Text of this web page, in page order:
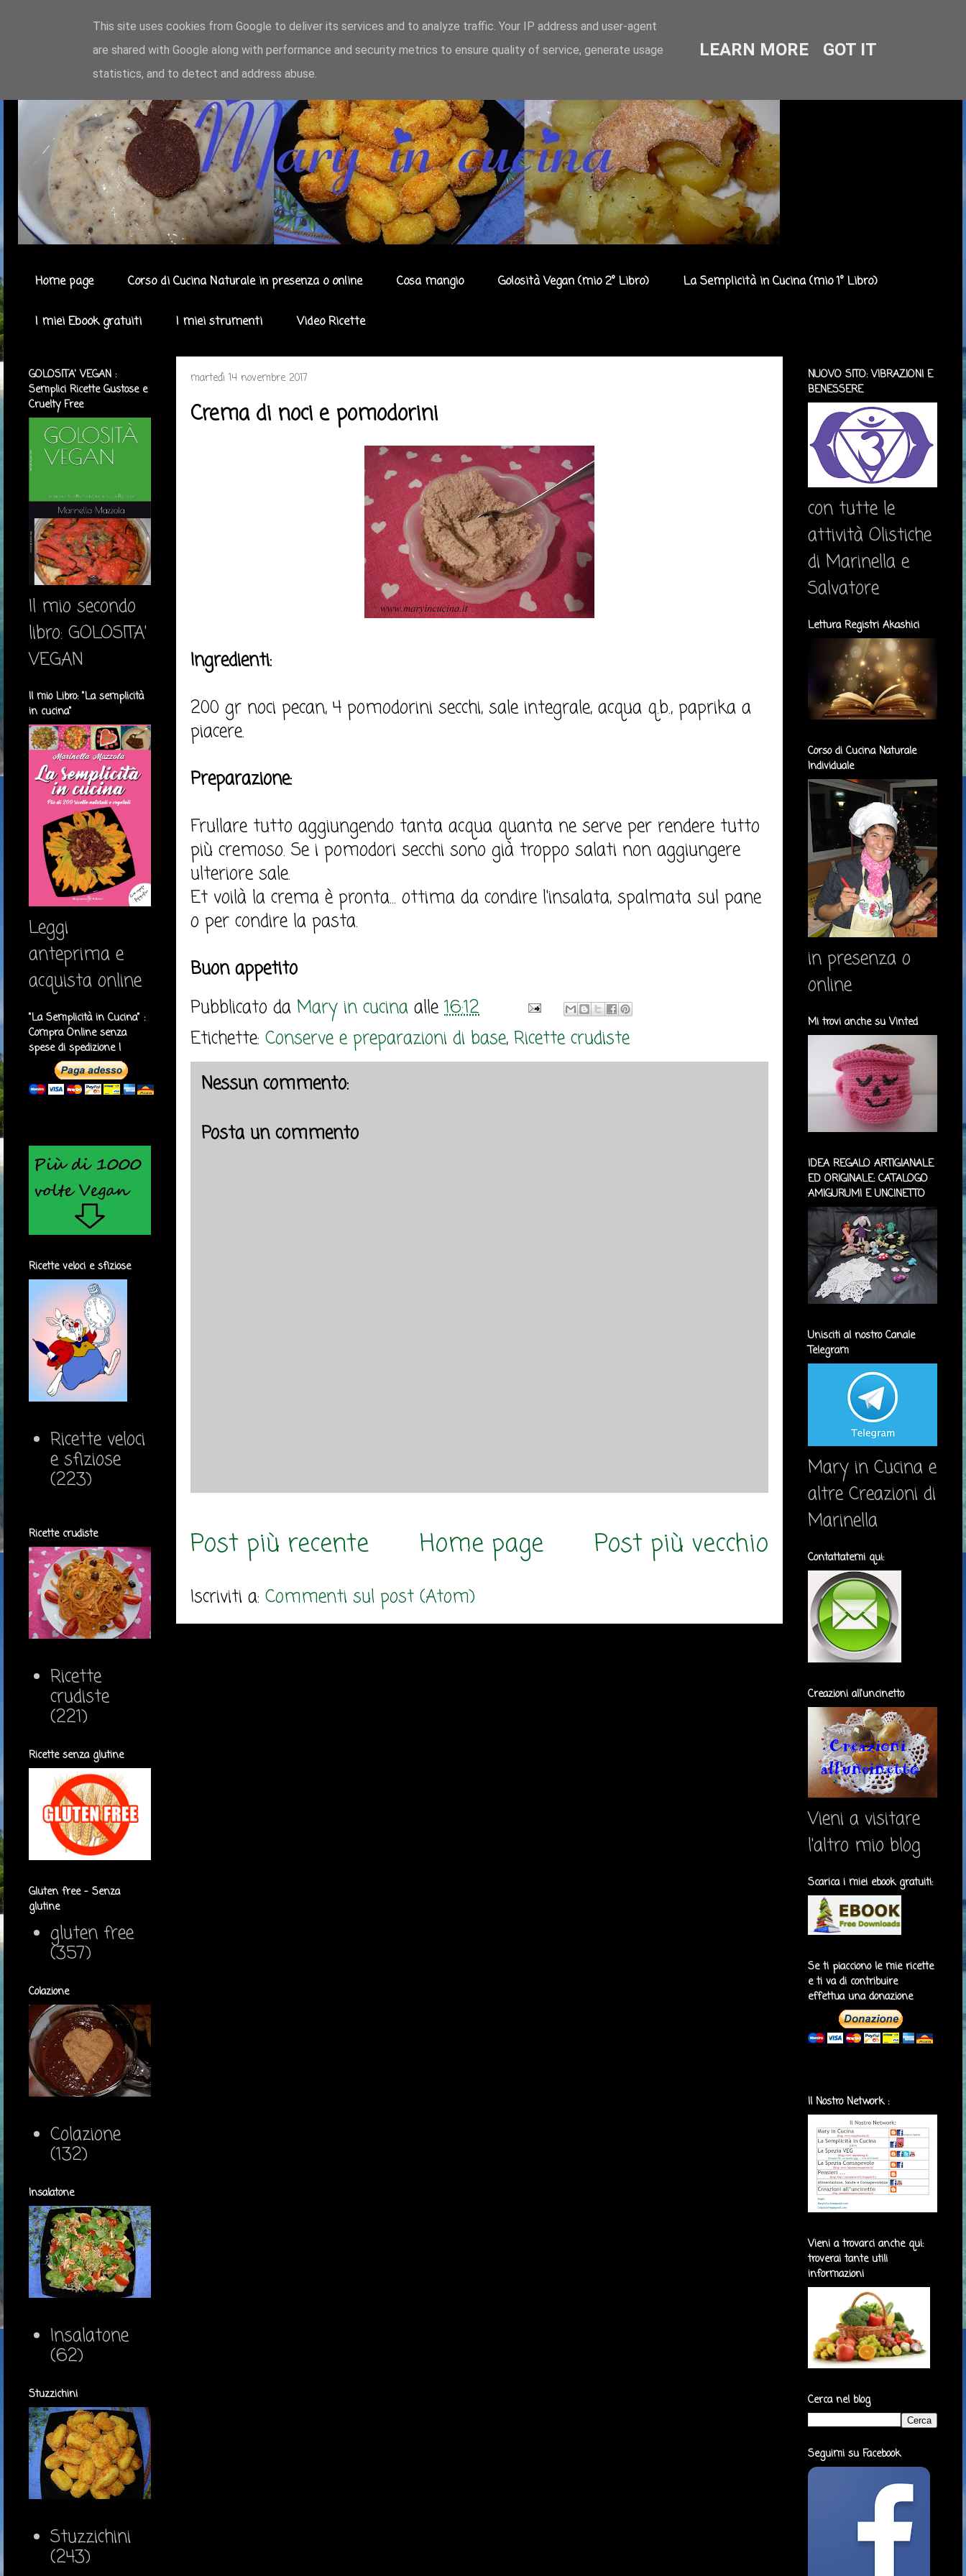
Home page Corso di Cucina Naturale in presenza o online Cosa mangio Golosità Vegan (mio 2° Libro) La Semplicità in Cucina (mio 1° Libro)
I miei Ebook gratuiti I miei strumenti Video Ricette
martedì 14 novembre 2017
Crema di noci e pomodorini
Ingredienti:
200 gr noci pecan, 4 pomodorini secchi, sale integrale, acqua q.b., paprika a
piacere.
Preparazione:
Frullare tutto aggiungendo tanta acqua quanta ne serve per rendere tutto
più cremoso. Se i pomodori secchi sono già troppo salati non aggiungere
ulteriore sale.
Et voilà la crema è pronta... ottima da condire l'insalata, spalmata sul pane
o per condire la pasta.
Buon appetito
Pubblicato da Mary in cucina alle 16:12
Etichette: Conserve e preparazioni di base, Ricette crudiste
Nessun commento:
Posta un commento
Post più recente Post più vecchio
Home page
Iscriviti a: Commenti sul post (Atom)
GOLOSITA' VEGAN :
Semplici Ricette Gustose e
Cruelty Free
Il mio secondo
libro: GOLOSITA'
VEGAN
Il mio Libro: "La semplicità
in cucina"
Leggi
anteprima e
acquista online
"La Semplicità in Cucina" :
Compra Online senza
spese di spedizione !
Ricette veloci e sfiziose
Ricette veloci
e sfiziose
(223)
Ricette crudiste
Ricette
crudiste
(221)
Ricette senza glutine
Gluten free - Senza
glutine
gluten free
(357)
Colazione
Colazione
(132)
Insalatone
Insalatone
(62)
Stuzzichini
Stuzzichini
(243)
NUOVO SITO: VIBRAZIONI E
BENESSERE
con tutte le
attività Olistiche
di Marinella e
Salvatore
Lettura Registri Akashici
Corso di Cucina Naturale
Individuale
in presenza o
online
Mi trovi anche su Vinted
IDEA REGALO ARTIGIANALE
ED ORIGINALE: CATALOGO
AMIGURUMI E UNCINETTO
Unisciti al nostro Canale
Telegram
Mary in Cucina e
altre Creazioni di
Marinella
Contattatemi qui:
Creazioni all'uncinetto
Vieni a visitare
l'altro mio blog
Scarica i miei ebook gratuiti:
Se ti piacciono le mie ricette
e ti va di contribuire
effettua una donazione
Il Nostro Network :
Vieni a trovarci anche qui:
troverai tante utili
informazioni
Cerca nel blog
Seguimi su Facebook
This site uses cookies from Google to deliver its services and to analyze traffic. Your IP address and user-agent
are shared with Google along with performance and security metrics to ensure quality of service, generate usage
statistics, and to detect and address abuse.
LEARN MORE GOT IT